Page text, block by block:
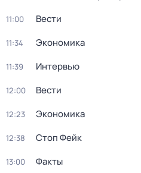
11:00 Вести
11:34 Экономика
11:39 Интервью
12:00 Вести
12:23 Экономика
12:38 Стоп Фейк
13:00 Факты